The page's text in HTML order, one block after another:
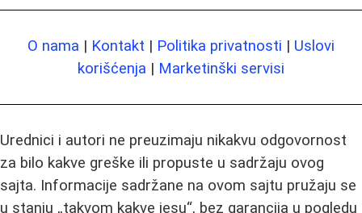
O nama | Kontakt | Politika privatnosti | Uslovi
korišćenja | Marketinški servisi
Urednici i autori ne preuzimaju nikakvu odgovornost
za bilo kakve greške ili propuste u sadržaju ovog
sajta. Informacije sadržane na ovom sajtu pružaju se
u stanju „takvom kakve jesu“, bez garancija u pogledu